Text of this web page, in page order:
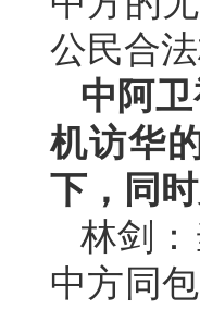
公民合法
中阿
机访华
下，同
林剑
中方同